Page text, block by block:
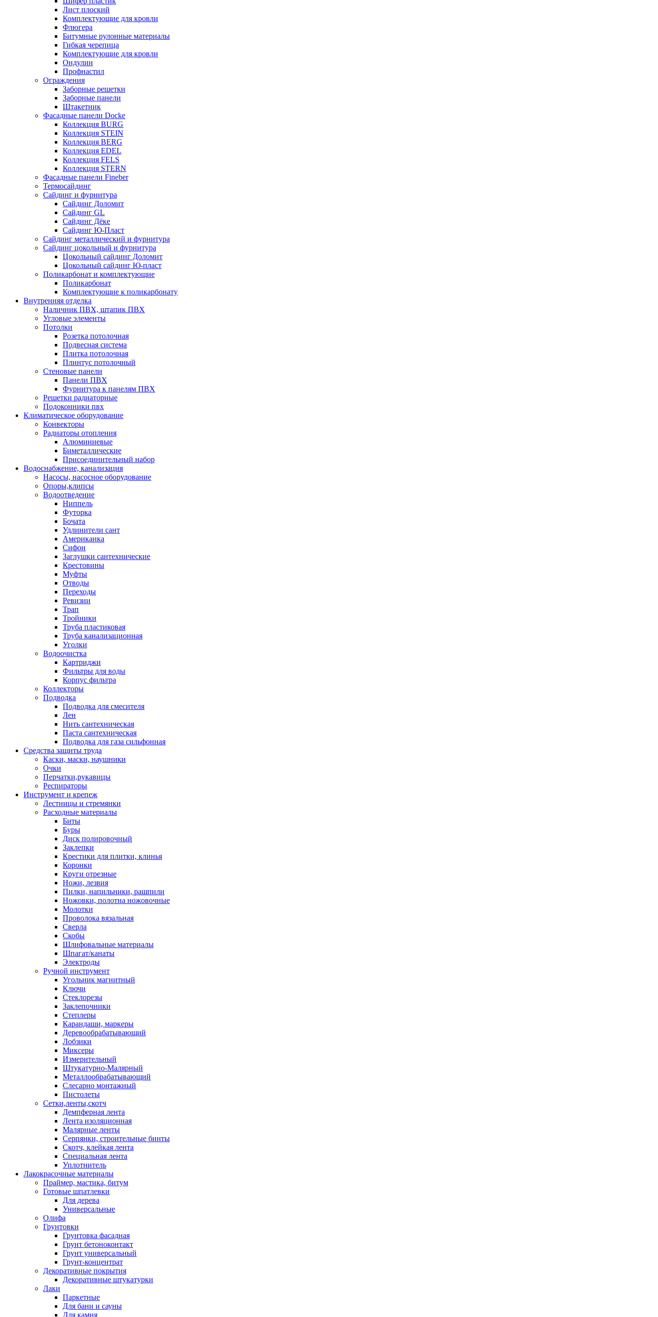
Лист плоский
Комплектующие для кровли
Флюгера
Битумные рулонные материалы
Гибкая черепица
Комплектующие для кровли
Ондулин
Профнастил
Ограждения
Заборные решетки
Заборные панели
Штакетник
Фасадные панели Docke
Коллекция BURG
Коллекция STEIN
Коллекция BERG
Коллекция EDEL
Коллекция FELS
Коллекция STERN
Фасадные панели Fineber
Термосайдинг
Сайдинг и фурнитура
Сайдинг Доломит
Сайдинг GL
Сайдинг Дёке
Сайдинг Ю-Пласт
Сайдинг металлический и фурнитура
Сайдинг цокольный и фурнитура
Цокольный сайдинг Доломит
Цокольный сайдинг Ю-пласт
Поликарбонат и комплектующие
Поликарбонат
Комплектующие к поликарбонату
Внутренняя отделка
Наличник ПВХ, штапик ПВХ
Угловые элементы
Потолки
Розетка потолочная
Подвесная система
Плитка потолочная
Плинтус потолочный
Стеновые панели
Панели ПВХ
Фурнитура к панелям ПВХ
Решетки радиаторные
Подоконники пвх
Климатическое оборудование
Конвекторы
Радиаторы отопления
Алюминиевые
Биметаллические
Присоединительный набор
Водоснабжение, канализация
Насосы, насосное оборудование
Опоры,клипсы
Водоотведение
Ниппель
Футорка
Бочата
Удлинители сант
Американка
Сифон
Заглушки сантехнические
Крестовины
Муфты
Отводы
Переходы
Ревизии
Трап
Тройники
Труба пластиковая
Труба канализационная
Уголки
Водоочистка
Картриджи
Фильтры для воды
Корпус фильтра
Коллекторы
Подводка
Подводка для смесителя
Лен
Нить сантехническая
Паста сантехническая
Подводка для газа сильфонная
Средства защиты труда
Каски, маски, наушники
Очки
Перчатки,рукавицы
Респираторы
Инструмент и крепеж
Лестницы и стремянки
Расходные материалы
Биты
Буры
Диск полировочный
Заклепки
Крестики для плитки, клинья
Коронки
Круги отрезные
Ножи, лезвия
Пилки, напильники, рашпили
Ножовки, полотна ножовочные
Молотки
Проволока вязальная
Сверла
Скобы
Шлифовальные материалы
Шпагат/канаты
Электроды
Ручной инструмент
Угольник магнитный
Ключи
Стеклорезы
Заклепочники
Степлеры
Карандаши, маркеры
Деревообрабатывающий
Лобзики
Миксеры
Измерительный
Штукатурно-Малярный
Металлообрабатывающий
Слесарно монтажный
Пистолеты
Сетки,ленты,скотч
Демпферная лента
Лента изоляционная
Малярные ленты
Серпянки, строительные бинты
Скотч, клейкая лента
Специальная лента
Уплотнитель
Лакокрасочные материалы
Праймер, мастика, битум
Готовые шпатлевки
Для дерева
Универсальные
Олифа
Грунтовки
Грунтовка фасадная
Грунт бетоноконтакт
Грунт универсальный
Грунт-концентрат
Декоративные покрытия
Декоративные штукатурки
Лаки
Паркетные
Для бани и сауны
Для камня